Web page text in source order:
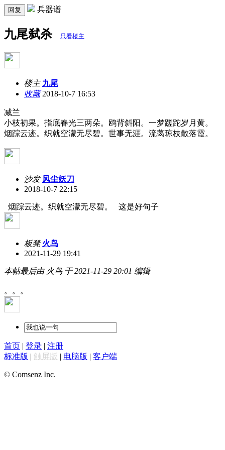
回复 兵器谱
九尾弑杀 只看楼主
楼主 九尾
收藏2018-10-7 16:53
减兰
小枝初果。指底春光三两朵。鸥背斜阳。一梦蹉跎岁月黄。
烟踪云迹。织就空濛无尽碧。世事无涯。流蔼琼枝散落霞。
沙发 风尘妖刀
2018-10-7 22:15
烟踪云迹。织就空濛无尽碧。 这是好句子
板凳 火鸟
2021-11-29 19:41
本帖最后由 火鸟 于 2021-11-29 20:01 编辑
。。。
首页 | 登录 | 注册
标准版 | 触屏版 | 电脑版 | 客户端
© Comsenz Inc.